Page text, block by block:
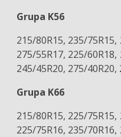
Grupa K56
215/80R15, 235/
275/55R17, 225/
245/45R20, 275/
Grupa K66
215/80R15, 225/
225/75R16, 235/